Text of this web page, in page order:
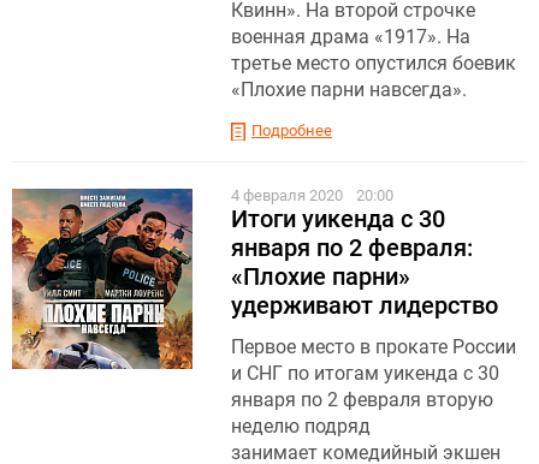
Квинн». На второй строчке
военная драма «1917». На
третье место опустился боевик
«Плохие парни навсегда».
Подробнее
4 февраля 2020 20:00
Итоги уикенда с 30
января по 2 февраля:
«Плохие парни»
удерживают лидерство
Первое место в прокате России
и СНГ по итогам уикенда с 30
января по 2 февраля вторую
неделю подряд
занимает комедийный экшен